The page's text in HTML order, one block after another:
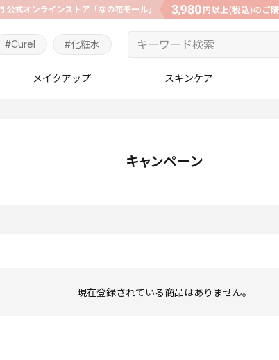
#化粧水
#Curel
メイクアップ スキンケア
キャンペーン
現在登録されている商品はありません。